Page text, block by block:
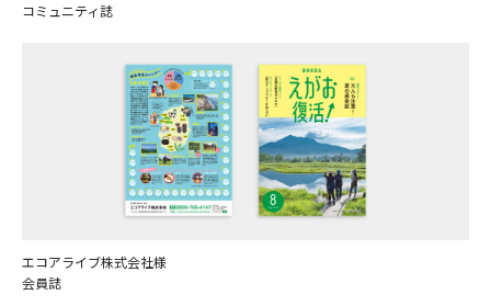
コミュニティ誌
エコアライブ株式会社様
会員誌